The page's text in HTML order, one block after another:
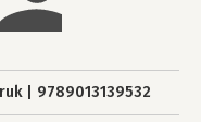
9789013139532